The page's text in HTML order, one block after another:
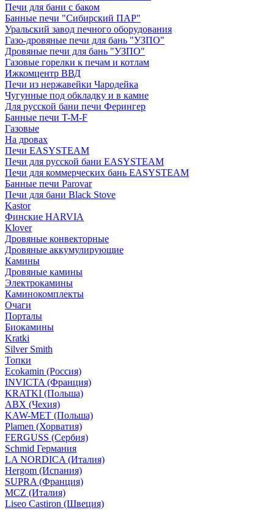
Печи для бани с баком
Банные печи "Сибирский ПАР"
Уральский завод печного оборудования
Газо-дровяные печи для бань "УЗПО"
Дровяные печи для бань "УЗПО"
Газовые горелки к печам и котлам
Ижкомцентр ВВД
Печи из нержавейки Чародейка
Чугунные под обкладку и в камне
Для русской бани печи Ферингер
Банные печи T-M-F
Газовые
На дровах
Печи EASYSTEAM
Печи для русской бани EASYSTEAM
Печи для коммерческих бань EASYSTEAM
Банные печи Parovar
Печи для бани Black Stove
Kastor
Финские HARVIA
Klover
Дровяные конвекторные
Дровяные аккумулирующие
Камины
Дровяные камины
Электрокамины
Каминокомплекты
Очаги
Порталы
Биокамины
Kratki
Silver Smith
Топки
Ecokamin (Россия)
INVICTA (Франция)
KRATKI (Польша)
ABX (Чехия)
KAW-MET (Польша)
Plamen (Хорватия)
FERGUSS (Сербия)
Schmid Германия
LA NORDICA (Италия)
Hergom (Испания)
SUPRA (Франция)
MCZ (Италия)
Liseo Castiron (Швеция)